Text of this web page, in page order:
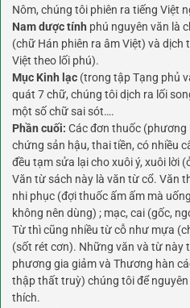
Nôm, chúng tôi phiên ra tiếng Việt
Nam dược tính phú nguyên văn là
(chữ Hán phiên ra âm Việt) và dịch
Việt theo lối phú).
Mục Kinh lạc (trong tập Tạng phủ
quát 7 chữ, chúng tôi dịch ra lối
một số chữ sai sót….
Phần cuối: Các đơn thuốc (phương
chứng sản hậu, thai tiền, có nhiều
đều tạm sửa lại cho xuôi ý, xuôi lời
Văn từ sách này là văn từ cổ. Văn
nhi phục (đợi thuốc ấm ấm mà
không nên dùng) ; mạc, cai (gốc,
Từ thì cũng nhiều từ cỗ như mựa
(sốt rét cơn). Những văn và từ này
phương gia giảm và Thương hàn
thập thất truỳ) chúng tôi để
thích.